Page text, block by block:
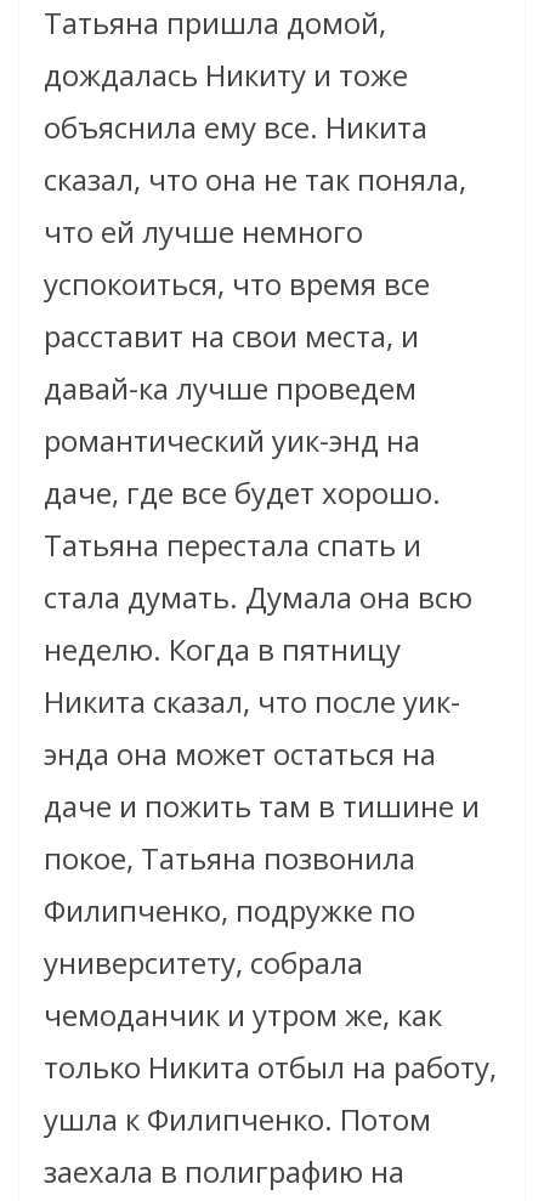
Татьяна пришла домой,
дождалась Никиту и тоже
объяснила ему все. Никита
сказал, что она не так поняла,
что ей лучше немного
успокоиться, что время все
расставит на свои места, и
давай-ка лучше проведем
романтический уик-энд на
даче, где все будет хорошо.
Татьяна перестала спать и
стала думать. Думала она всю
неделю. Когда в пятницу
Никита сказал, что после уик-
энда она может остаться на
даче и пожить там в тишине и
покое, Татьяна позвонила
Филипченко, подружке по
университету, собрала
чемоданчик и утром же, как
только Никита отбыл на работу,
ушла к Филипченко. Потом
заехала в полиграфию на